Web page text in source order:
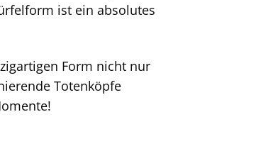
ist ein absolutes
Form nicht nur
Totenköpfe